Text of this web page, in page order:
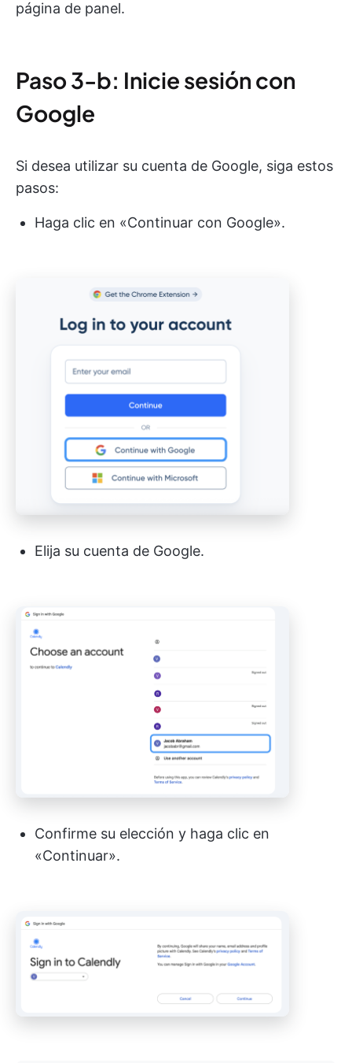
página de panel.
Paso 3-b: Inicie sesión con
Google
Si desea utilizar su cuenta de Google, siga estos
pasos:
Haga clic en «Continuar con Google».
Elija su cuenta de Google.
Confirme su elección y haga clic en
«Continuar».